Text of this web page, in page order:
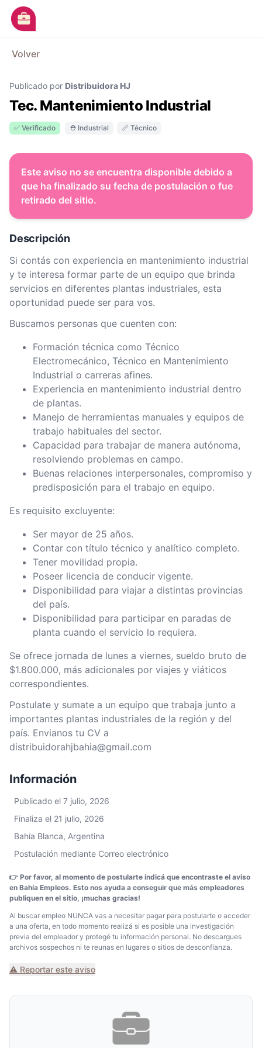
Ir al contenido principal
Categorías
Empresas
Blog
Dejá tu CV
Volver
Publicado por Distribuidora HJ
Tec. Mantenimiento Industrial
✅ Verificado ⛑ Industrial 📏 Técnico
Este aviso no se encuentra disponible debido a
que ha finalizado su fecha de postulación o fue
retirado del sitio.
Descripción
Si contás con experiencia en mantenimiento industrial
y te interesa formar parte de un equipo que brinda
servicios en diferentes plantas industriales, esta
oportunidad puede ser para vos.
Buscamos personas que cuenten con:
Formación técnica como Técnico
Electromecánico, Técnico en Mantenimiento
Industrial o carreras afines.
Experiencia en mantenimiento industrial dentro
de plantas.
Manejo de herramientas manuales y equipos de
trabajo habituales del sector.
Capacidad para trabajar de manera autónoma,
resolviendo problemas en campo.
Buenas relaciones interpersonales, compromiso y
predisposición para el trabajo en equipo.
Es requisito excluyente:
Ser mayor de 25 años.
Contar con título técnico y analítico completo.
Tener movilidad propia.
Poseer licencia de conducir vigente.
Disponibilidad para viajar a distintas provincias
del país.
Disponibilidad para participar en paradas de
planta cuando el servicio lo requiera.
Se ofrece jornada de lunes a viernes, sueldo bruto de
$1.800.000, más adicionales por viajes y viáticos
correspondientes.
Postulate y sumate a un equipo que trabaja junto a
importantes plantas industriales de la región y del
país. Envianos tu CV a
distribuidorahjbahia@gmail.com
Información
Publicado el 7 julio, 2026
Finaliza el 21 julio, 2026
Bahía Blanca, Argentina
Postulación mediante Correo electrónico
👉 Por favor, al momento de postularte indicá que encontraste el aviso
en Bahía Empleos. Esto nos ayuda a conseguir que más empleadores
publiquen en el sitio, ¡muchas gracias!
Al buscar empleo NUNCA vas a necesitar pagar para postularte o acceder
a una oferta, en todo momento realizá si es posible una investigación
previa del empleador y protegé tu información personal. No descargues
archivos sospechos ni te reunas en lugares o sitios de desconfianza.
⚠️ Reportar este aviso